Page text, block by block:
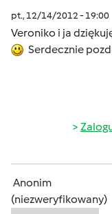
pt., 12/14/2012 - 19:00
Veroniko i ja
Serdecznie
Anonim
(niezweryfikowany)